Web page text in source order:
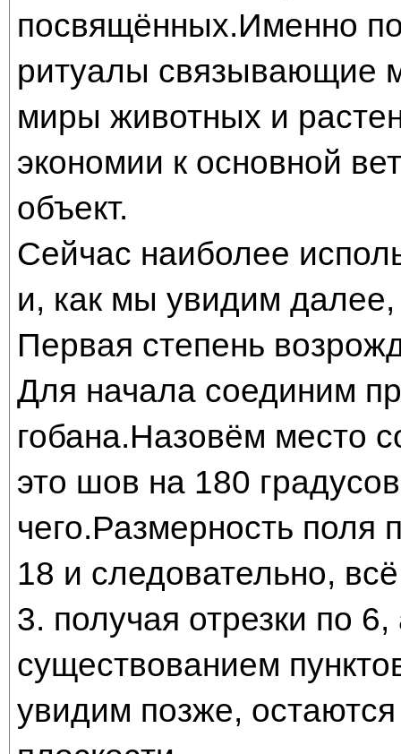
посвящённых.Именно
ритуалы связывающие
миры животных и
экономии к основной
объект.
Сейчас наиболее
и, как мы увидим
Первая степень
Для начала соединим
гобана.Назовём место
это шов на 180
чего.Размерность поля
18 и следовательно,
3. получая отрезки по
существованием
увидим позже,